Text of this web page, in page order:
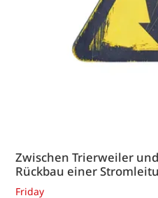
Zwischen Trierweiler
Rückbau einer
Friday